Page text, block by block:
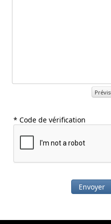
* Code de vérification
Envoyer